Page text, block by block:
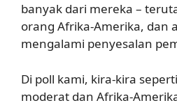
banyak dari mereka –
orang Afrika-Amerika, dan
mengalami penyesalan
Di poll kami, kira-kira
moderat dan Afrika-